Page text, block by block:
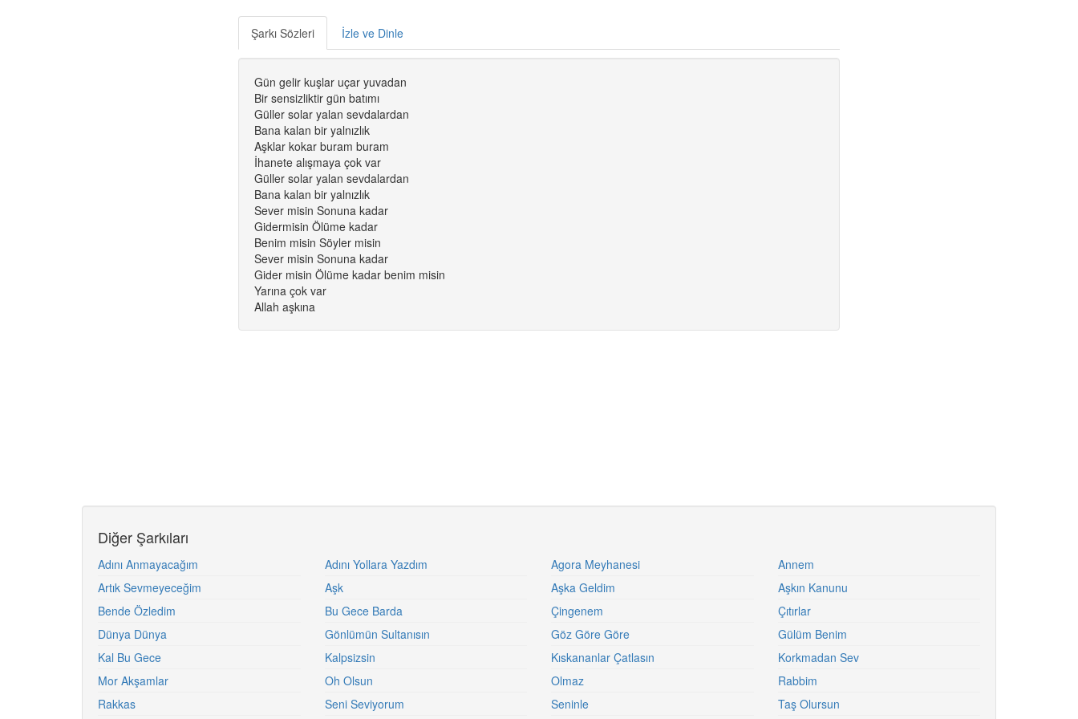
Şarkı Sözleri İzle ve Dinle
Gün gelir kuşlar uçar yuvadan
Bir sensizliktir gün batımı
Güller solar yalan sevdalardan
Bana kalan bir yalnızlık
Aşklar kokar buram buram
İhanete alışmaya çok var
Güller solar yalan sevdalardan
Bana kalan bir yalnızlık
Sever misin Sonuna kadar
Gidermisin Ölüme kadar
Benim misin Söyler misin
Sever misin Sonuna kadar
Gider misin Ölüme kadar benim misin
Yarına çok var
Allah aşkına
Diğer Şarkıları
Adını Anmayacağım Adını Yollara Yazdım Agora Meyhanesi
Annem
Artık Sevmeyeceğim
Aşk Aşka Geldim
Aşkın Kanunu
Bende Özledim
Bu Gece Barda Çingenem
Çıtırlar
Dünya Dünya
Gönlümün Sultanısın Göz Göre Göre
Gülüm Benim
Kal Bu Gece
Kalpsizsin Kıskananlar Çatlasın
Korkmadan Sev
Mor Akşamlar
Oh Olsun Olmaz
Rabbim
Rakkas
Seni Seviyorum Seninle Taş Olursun